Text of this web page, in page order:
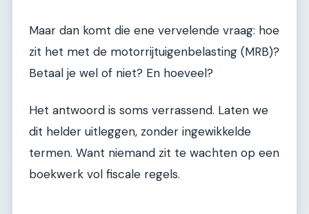
Maar dan komt die ene vervelende vraag: hoe
zit het met de motorrijtuigenbelasting (MRB)?
Betaal je wel of niet? En hoeveel?
Het antwoord is soms verrassend. Laten we
dit helder uitleggen, zonder ingewikkelde
termen. Want niemand zit te wachten op een
boekwerk vol fiscale regels.